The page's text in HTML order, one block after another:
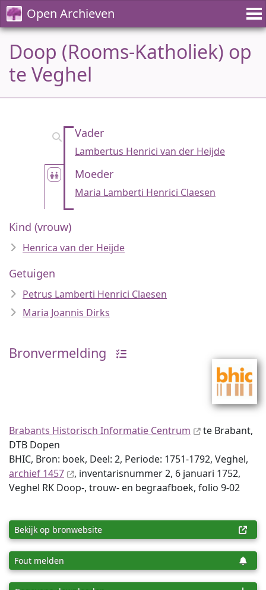
Open Archieven
Doop (Rooms-Katholiek) op
te Veghel
Vader
Lambertus Henrici van der Heijde
Moeder
Maria Lamberti Henrici Claesen
Kind (vrouw)
Henrica van der Heijde
Getuigen
Petrus Lamberti Henrici Claesen
Maria Joannis Dirks
Bronvermelding
Brabants Historisch Informatie Centrum
te Brabant,
DTB Dopen
BHIC, Bron: boek, Deel: 2, Periode: 1751-1792, Veghel,
archief 1457
, inventaris­num­mer 2, 6 januari 1752,
Veghel RK Doop-, trouw- en begraafboek, folio 9-02
Bekijk op bronwebsite
Fout melden